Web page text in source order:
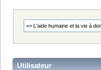
Utilisateur